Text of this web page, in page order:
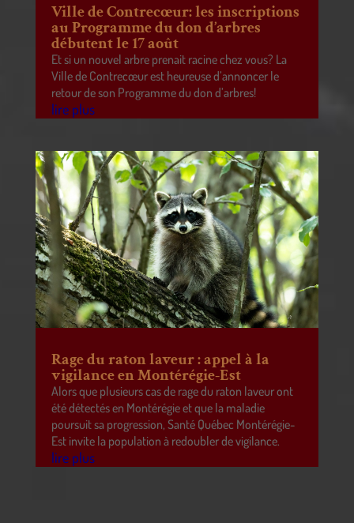
Ville de Contrecœur: les inscriptions
au Programme du don d’arbres
débutent le 17 août
Et si un nouvel arbre prenait racine chez vous? La
Ville de Contrecœur est heureuse d’annoncer le
retour de son Programme du don d’arbres!
lire plus
Rage du raton laveur : appel à la
vigilance en Montérégie-Est
Alors que plusieurs cas de rage du raton laveur ont
été détectés en Montérégie et que la maladie
poursuit sa progression, Santé Québec Montérégie-
Est invite la population à redoubler de vigilance.
lire plus